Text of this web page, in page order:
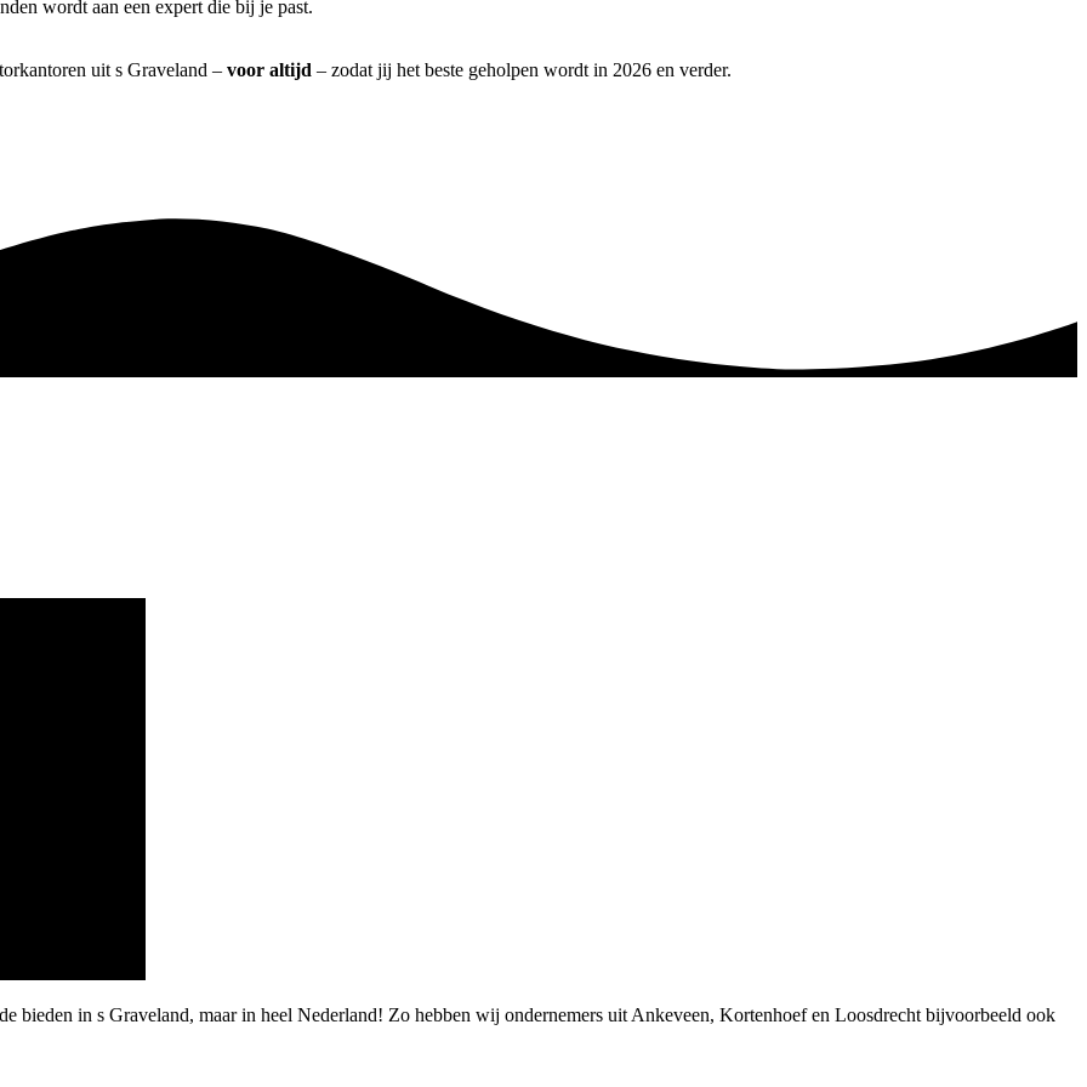
wordt aan een expert die bij je past.
uit s Graveland – voor altijd – zodat jij het beste geholpen wordt in 2026 en verder.
bieden in s Graveland, maar in heel Nederland! Zo hebben wij ondernemers uit Ankeveen, Kortenhoef en Loosdrecht bijvoorbeeld ook